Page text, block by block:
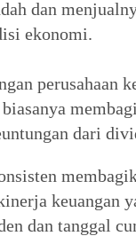
dan
ekonomi.
perusahaan
biasanya
dari
keuangan
dan tanggal